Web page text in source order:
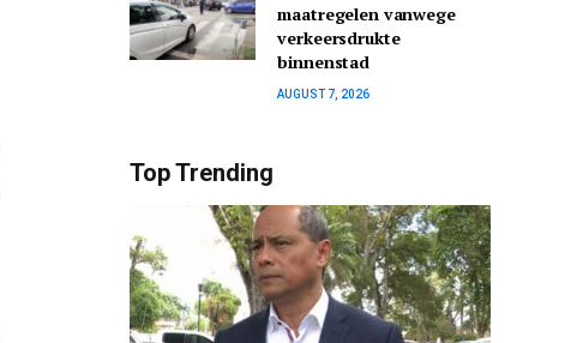
maatregelen vanwege
verkeersdrukte
binnenstad
AUGUST 7, 2026
Top Trending